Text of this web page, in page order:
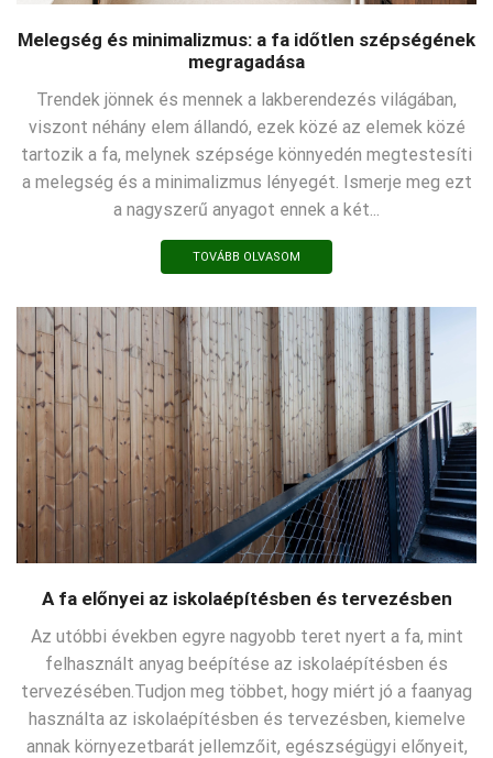
Melegség és minimalizmus: a fa időtlen szépségének
megragadása
Trendek jönnek és mennek a lakberendezés világában,
viszont néhány elem állandó, ezek közé az elemek közé
tartozik a fa, melynek szépsége könnyedén megtestesíti
a melegség és a minimalizmus lényegét. Ismerje meg ezt
a nagyszerű anyagot ennek a két...
TOVÁBB OLVASOM
A fa előnyei az iskolaépítésben és tervezésben
Az utóbbi években egyre nagyobb teret nyert a fa, mint
felhasznált anyag beépítése az iskolaépítésben és
tervezésében.Tudjon meg többet, hogy miért jó a faanyag
használta az iskolaépítésben és tervezésben, kiemelve
annak környezetbarát jellemzőit, egészségügyi előnyeit,